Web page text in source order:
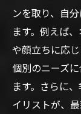
ンを取り、自
ます。例えば
や顔立ちに応
個別のニーズ
ます。さらに
イリストが、